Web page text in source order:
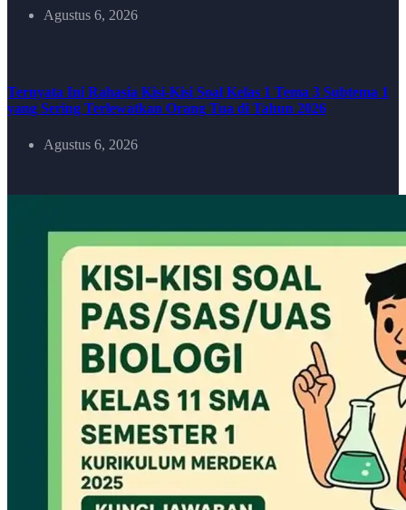
Agustus 6, 2026
Ternyata Ini Rahasia Kisi-Kisi Soal Kelas 1 Tema 3 Subtema 1
yang Sering Terlewatkan Orang Tua di Tahun 2026
Agustus 6, 2026